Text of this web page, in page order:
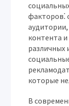
факторов⁚
контента
различных
которые
В